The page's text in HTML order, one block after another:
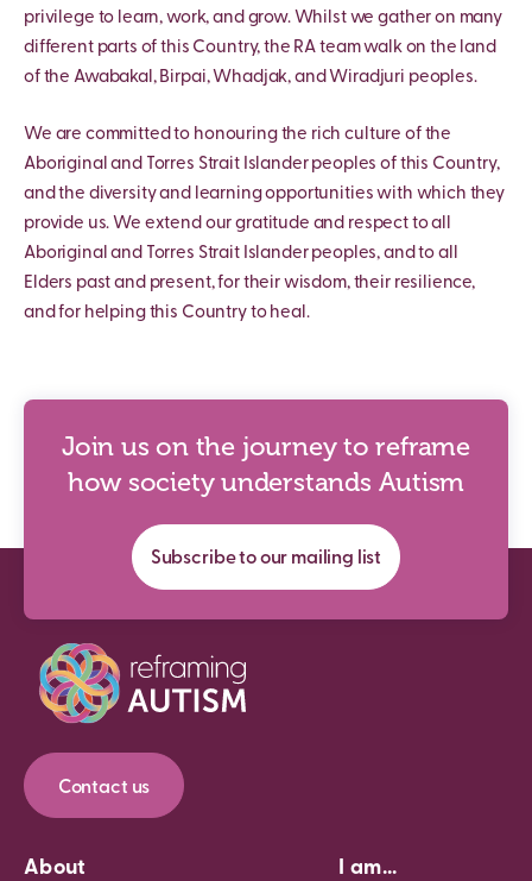
privilege to learn, work, and grow. Whilst we gather on many
different parts of this Country, the RA team walk on the land
of the Awabakal, Birpai, Whadjak, and Wiradjuri peoples.
We are committed to honouring the rich culture of the
Aboriginal and Torres Strait Islander peoples of this Country,
and the diversity and learning opportunities with which they
provide us. We extend our gratitude and respect to all
Aboriginal and Torres Strait Islander peoples, and to all
Elders past and present, for their wisdom, their resilience,
and for helping this Country to heal.
Join us on the journey to reframe
how society understands Autism
Subscribe to our mailing list
Contact us
About I am...